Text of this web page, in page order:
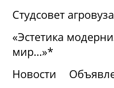
Студсовет
«Эстетика
мир…»*
Новости